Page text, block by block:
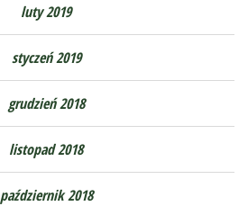
luty 2019
styczeń 2019
grudzień 2018
listopad 2018
październik 2018